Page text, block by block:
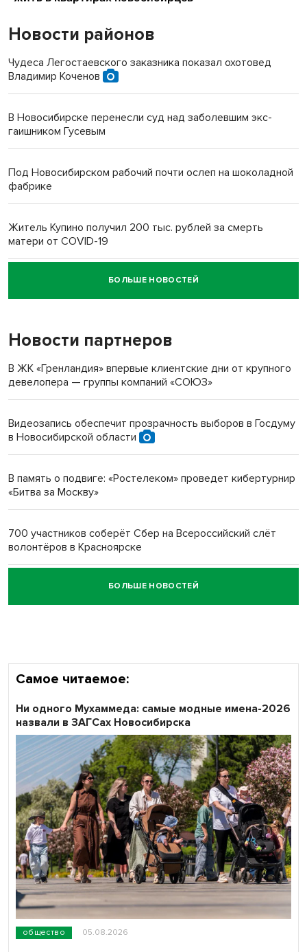
Новости районов
Чудеса Легостаевского заказника показал охотовед
Владимир Коченов
В Новосибирске перенесли суд над заболевшим экс-
гаишником Гусевым
Под Новосибирском рабочий почти ослеп на шоколадной
фабрике
Житель Купино получил 200 тыс. рублей за смерть
матери от COVID-19
Новосибирский суд наказал водителя за смерть
пенсионерки на вокзале
«Мы живём на пастбище!»: в новосибирском селе лошади
терроризируют жителей
Инвалид получил условный срок за избиение врачей
Новосибирский преподаватель с женой вошли в топ-16
Обновлённое отделение ВТБ открылось в Искитиме
БОЛЬШЕ НОВОСТЕЙ
Новости партнеров
В ЖК «Гренландия» впервые клиентские дни от крупного
девелопера — группы компаний «СОЮЗ»
Видеозапись обеспечит прозрачность выборов в Госдуму
в Новосибирской области
В память о подвиге: «Ростелеком» проведет кибертурнир
«Битва за Москву»
700 участников соберёт Сбер на Всероссийский слёт
волонтёров в Красноярске
Честный выбор: видеонаблюдение обеспечит
объективность результатов ЕДГ в Новосибирской
БОЛЬШЕ НОВОСТЕЙ
Самое читаемое:
общество 05.08.2026
Ни одного Мухаммеда: самые модные имена-2026
назвали в ЗАГСах Новосибирска